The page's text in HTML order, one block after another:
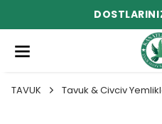
TAVUK Tavuk & Civciv